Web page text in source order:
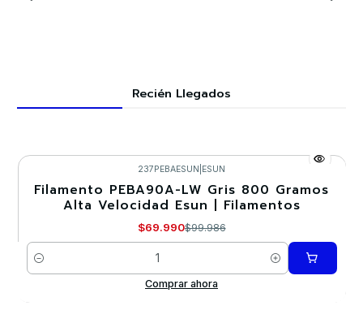
Recién Llegados
-30%
237PEBAESUN ESUN
Filamento PEBA90A-LW Gris 800 Gramos
Alta Velocidad Esun | Filamentos
$69.990$99.986
Cantidad
Comprar ahora